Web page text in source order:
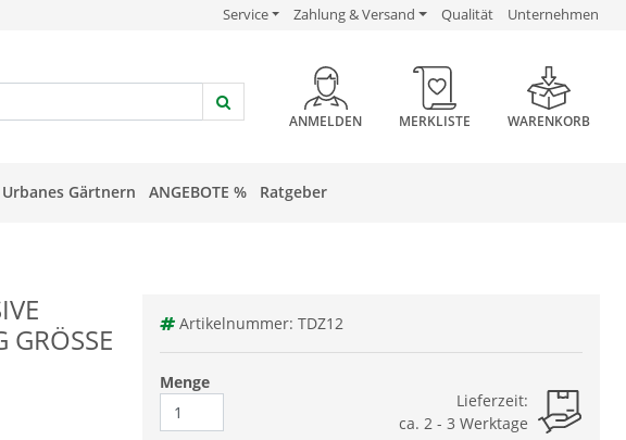
USP Verlinkung
Service Zahlung & Versand USP Verlinkung
Qualität USP Verlinkung
Unternehmen
HEADER BUTTON
ANMELDEN MERKLISTE WARENKORB
Urbanes Gärtnern ANGEBOTE % Ratgeber
1
Artikelnummer: TDZ12
Menge
Lieferzeit:
ca. 2 - 3 Werktage